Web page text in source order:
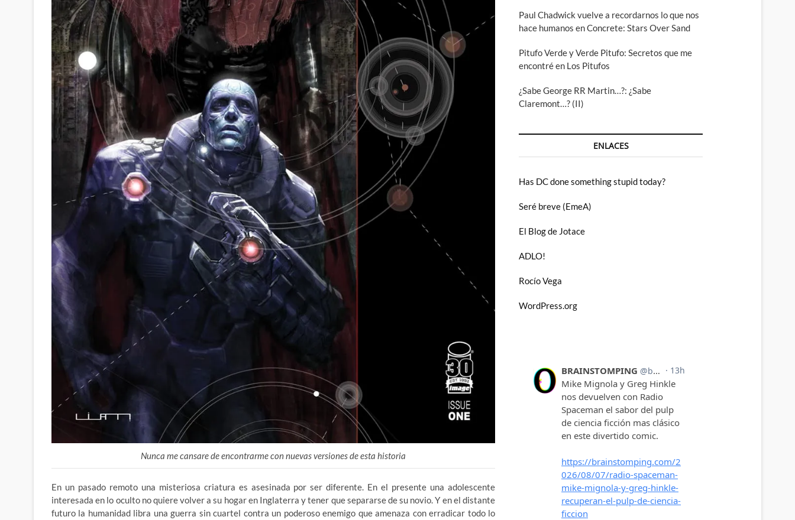
Nunca me cansare de encontrarme con nuevas versiones de esta historia
En un pasado remoto una misteriosa criatura es asesinada por ser diferente. En el presente una adolescente
interesada en lo oculto no quiere volver a su hogar en Inglaterra y tener que separarse de su novio. Y en el distante
futuro la humanidad libra una guerra sin cuartel contra un poderoso enemigo que amenaza con erradicar todo lo
Paul Chadwick vuelve a recordarnos lo que nos
hace humanos en Concrete: Stars Over Sand
Pitufo Verde y Verde Pitufo: Secretos que me
encontré en Los Pitufos
¿Sabe George RR Martin…?: ¿Sabe
Claremont…? (II)
ENLACES
Has DC done something stupid today?
Seré breve (EmeA)
El Blog de Jotace
ADLO!
Rocío Vega
WordPress.org